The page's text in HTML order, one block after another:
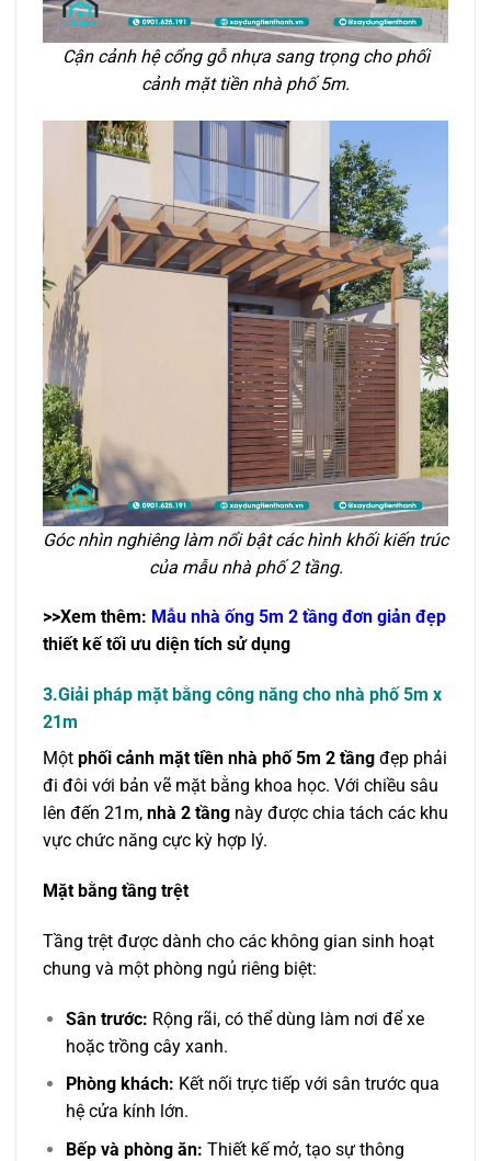
Cận cảnh hệ cổng gỗ nhựa sang trọng cho phối
cảnh mặt tiền nhà phố 5m.
Góc nhìn nghiêng làm nổi bật các hình khối kiến trúc
của mẫu nhà phố 2 tầng.
>>Xem thêm: Mẫu nhà ống 5m 2 tầng đơn giản đẹp
thiết kế tối ưu diện tích sử dụng
3.Giải pháp mặt bằng công năng cho nhà phố 5m x
21m
Một phối cảnh mặt tiền nhà phố 5m 2 tầng đẹp phải
đi đôi với bản vẽ mặt bằng khoa học. Với chiều sâu
lên đến 21m, nhà 2 tầng này được chia tách các khu
vực chức năng cực kỳ hợp lý.
Mặt bằng tầng trệt
Tầng trệt được dành cho các không gian sinh hoạt
chung và một phòng ngủ riêng biệt:
Sân trước: Rộng rãi, có thể dùng làm nơi để xe
hoặc trồng cây xanh.
Phòng khách: Kết nối trực tiếp với sân trước qua
hệ cửa kính lớn.
Bếp và phòng ăn: Thiết kế mở, tạo sự thông